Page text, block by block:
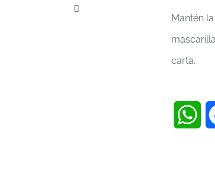
Mantén
carta.